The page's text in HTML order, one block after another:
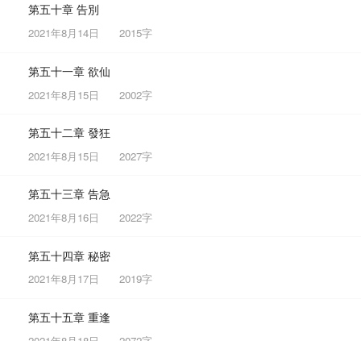
第五十章 告別
2021年8月14日 2015字
第五十一章 欲仙
2021年8月15日 2002字
第五十二章 發狂
2021年8月15日 2027字
第五十三章 告急
2021年8月16日 2022字
第五十四章 秘密
2021年8月17日 2019字
第五十五章 重逢